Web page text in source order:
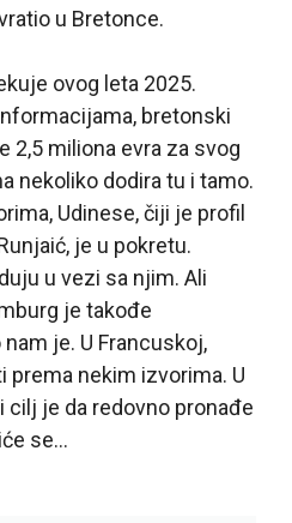
u Bretonce.
ovog leta 2025.
bretonski
2,5 miliona evra za svog
nekoliko dodira tu i tamo.
Udinese, čiji je profil
je u pokretu.
u vezi sa njim. Ali
je takođe
je. U Francuskoj,
prema nekim izvorima. U
cilj je da redovno pronađe
se…